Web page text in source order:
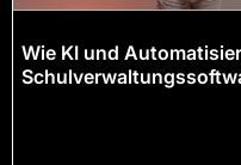
Wie KI und